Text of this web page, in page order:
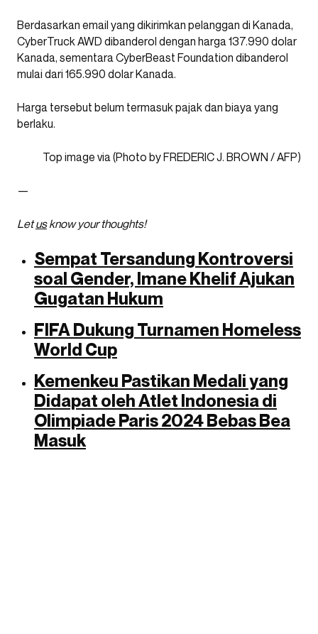
Berdasarkan email yang dikirimkan pelanggan di Kanada,
CyberTruck AWD dibanderol dengan harga 137.990 dolar
Kanada, sementara CyberBeast Foundation dibanderol
mulai dari 165.990 dolar Kanada.
Harga tersebut belum termasuk pajak dan biaya yang
berlaku.
Top image via (Photo by FREDERIC J. BROWN / AFP)
—
Letusknow your thoughts!
Sempat Tersandung Kontroversi
soal Gender, Imane Khelif Ajukan
Gugatan Hukum
FIFA Dukung Turnamen Homeless
World Cup
Kemenkeu Pastikan Medali yang
Didapat oleh Atlet Indonesia di
Olimpiade Paris 2024 Bebas Bea
Masuk